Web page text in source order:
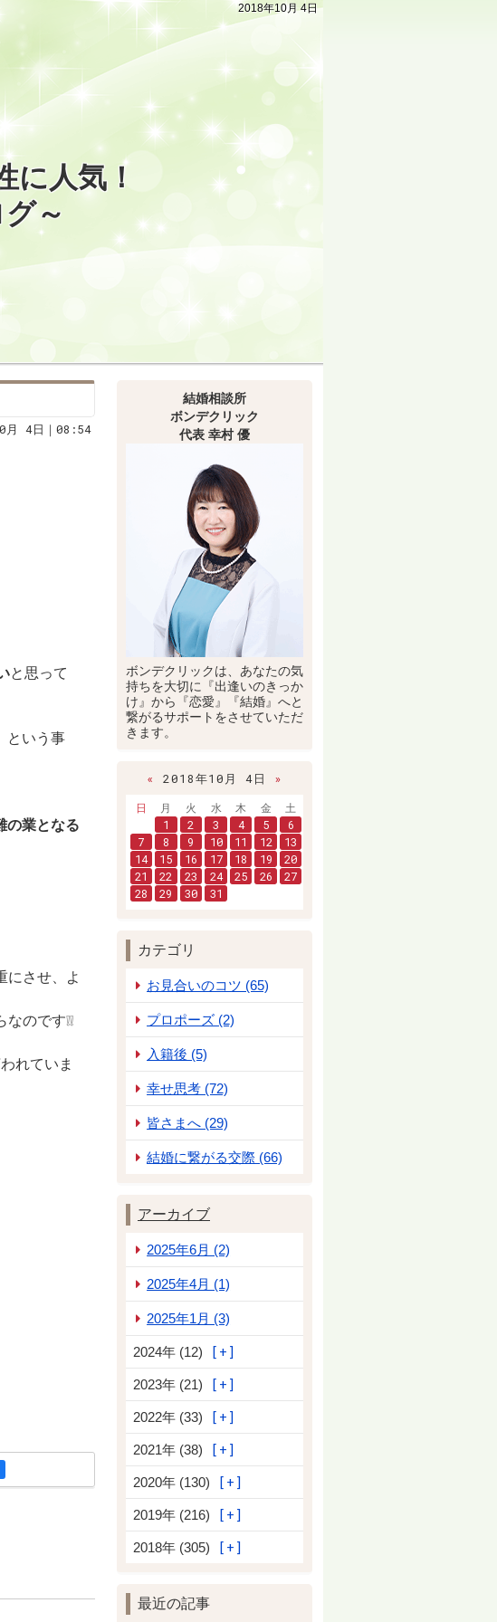
2018年10月 4日
に人気！
～
月 4日｜08:54
と思って
という事
の業となる
にさせ、よ
です❕❕
れていま
結婚相談所
ボンデクリック
代表 幸村 優
ボンデクリックは、あなたの気
持ちを大切に『出逢いのきっか
け』から『恋愛』『結婚』へと
繋がるサポートをさせていただ
きます。
« 2018年10月 4日
»
日
月 火 水 木 金
土
1
2 3 4 5
6
7
8 9 10 11 12
13
14
15 16 17 18 19
20
21
22 23 24 25 26
27
28
29 30 31
カテゴリ
お見合いのコツ (65)
プロポーズ (2)
入籍後 (5)
幸せ思考 (72)
皆さまへ (29)
結婚に繋がる交際 (66)
アーカイブ
2025年6月 (2)
2025年4月 (1)
2025年1月 (3)
2024年 (12)
2023年 (21)
2022年 (33)
2021年 (38)
2020年 (130)
2019年 (216)
2018年 (305)
最近の記事